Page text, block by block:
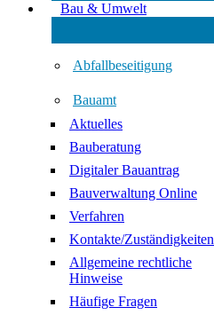
Bau & Umwelt
Abfallbeseitigung
Bauamt
Aktuelles
Bauberatung
Digitaler Bauantrag
Bauverwaltung Online
Verfahren
Kontakte/Zuständigkeiten
Allgemeine rechtliche
Hinweise
Häufige Fragen